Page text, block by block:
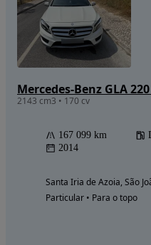
Mercedes-Benz GLA
2143 cm3 • 170 cv
167 099 km
2014
Santa Iria de Azoia, São
Particular • Para o topo